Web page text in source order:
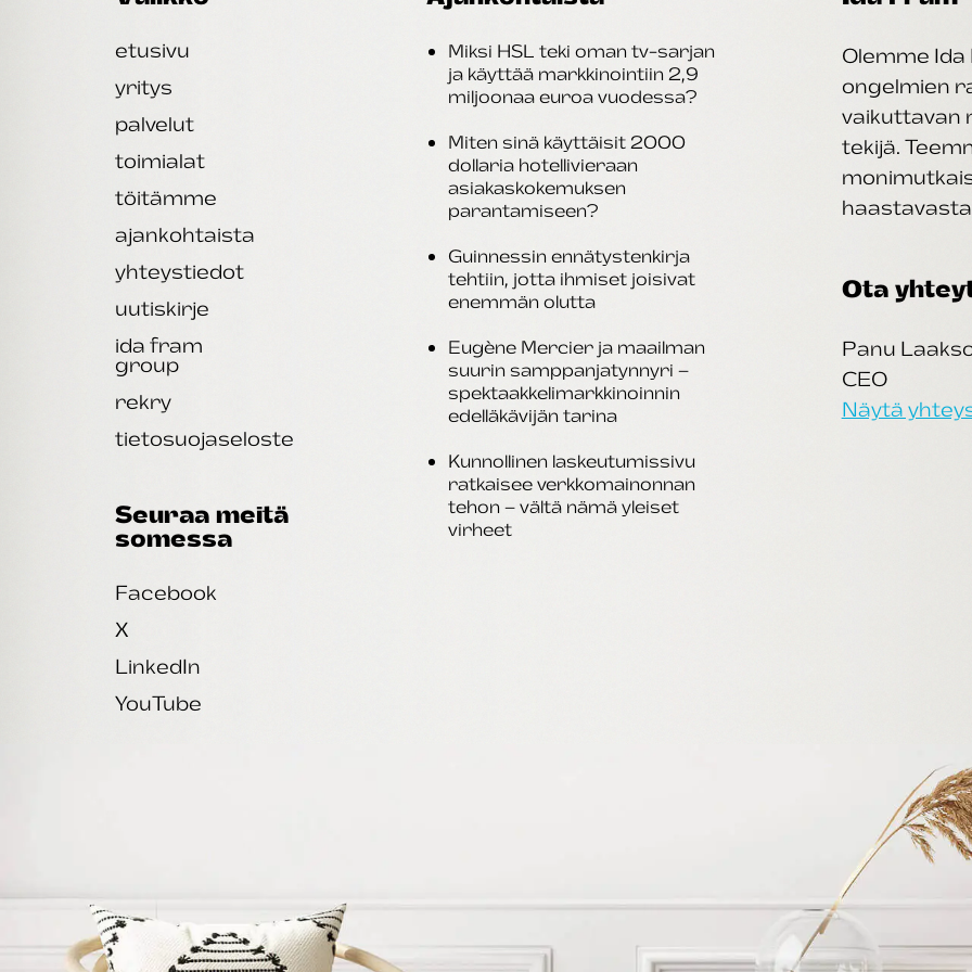
etusivu
yritys
palvelut
toimialat
töitämme
ajankohtaista
yhteystiedot
uutiskirje
ida fram
group
rekry
tietosuojaseloste
Seuraa meitä
somessa
Facebook
X
LinkedIn
YouTube
Miksi HSL teki oman tv-sarjan
ja käyttää markkinointiin 2,9
miljoonaa euroa vuodessa?
Miten sinä käyttäisit 2000
dollaria hotellivieraan
asiakaskokemuksen
parantamiseen?
Guinnessin ennätystenkirja
tehtiin, jotta ihmiset joisivat
enemmän olutta
Eugène Mercier ja maailman
suurin samppanjatynnyri –
spektaakkelimarkkinoinnin
edelläkävijän tarina
Kunnollinen laskeutumissivu
ratkaisee verkkomainonnan
tehon – vältä nämä yleiset
virheet
Olemme Ida
ongelmien
vaikuttavan
tekijä.
Ota
Panu
CEO
Näytä